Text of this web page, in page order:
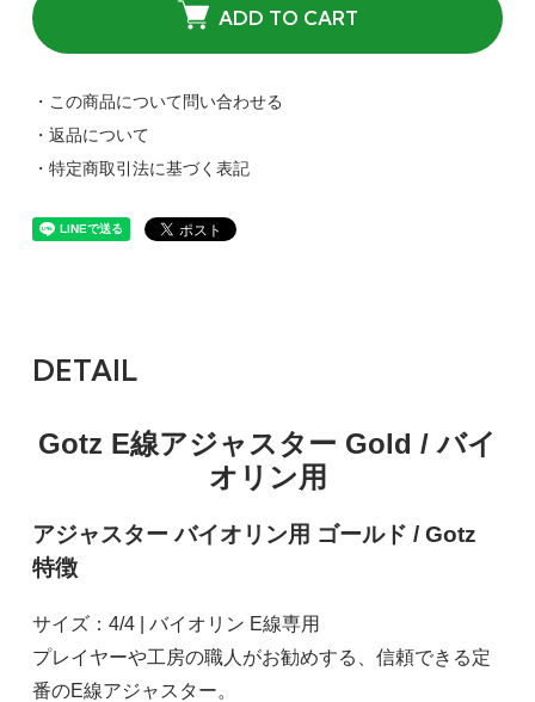
ADD TO CART
・この商品について問い合わせる
・返品について
・特定商取引法に基づく表記
DETAIL
Gotz E線アジャスター Gold / バイ
オリン用
アジャスター バイオリン用 ゴールド / Gotz
特徴
サイズ：4/4 | バイオリン E線専用
プレイヤーや工房の職人がお勧めする、信頼できる定
番のE線アジャスター。